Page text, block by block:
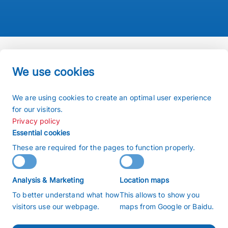
We use cookies
We are using cookies to create an optimal user experience
for our visitors.
Privacy policy
Analysis & Marketing
To better understand what how
visitors use our webpage.
Location maps
This allows to show you
maps from Google or Baidu.
Essential cookies
These are required for the pages to function properly.
Terms and conditions
Copyright 2026 © buchiglasuster
沪ICP备2022009166号
沪公网安备31011202020859号